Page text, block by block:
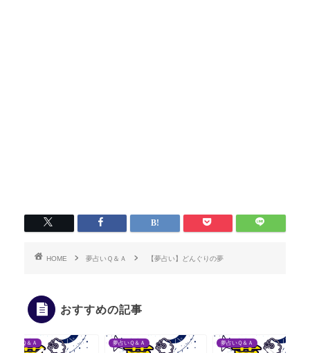
HOME 夢占いＱ＆Ａ 【夢占い】どんぐりの夢
おすすめの記事
夢占いＱ＆Ａ 夢占いＱ＆Ａ 夢占いＱ＆Ａ